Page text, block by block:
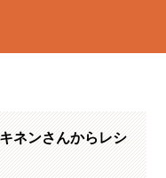
ネンさんからレシ